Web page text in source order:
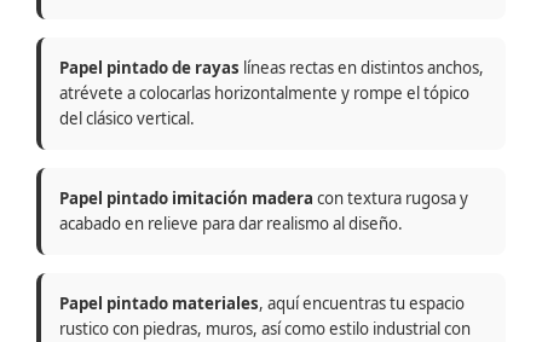
Papel pintado de rayas líneas rectas en distintos anchos,
atrévete a colocarlas horizontalmente y rompe el tópico
del clásico vertical.
Papel pintado imitación madera con textura rugosa y
acabado en relieve para dar realismo al diseño.
Papel pintado materiales, aquí encuentras tu espacio
rustico con piedras, muros, así como estilo industrial con